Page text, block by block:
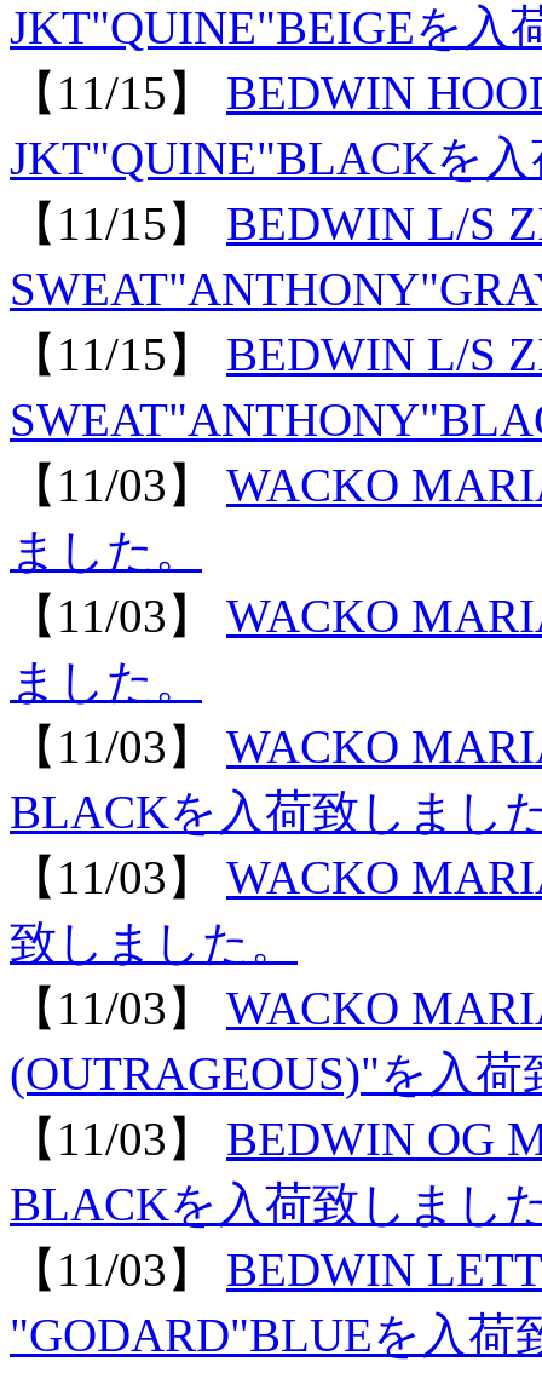
JKT"QUINE"BEIGEを入
【11/15】 BEDWIN
JKT"QUINE"BLACKを
【11/15】 BEDWIN L/S
【11/15】 BEDWIN L/S
【11/03】 WACKO
ました。
【11/03】 WACKO
ました。
【11/03】 WACKO
BLACKを入荷致しまし
【11/03】 WACKO
致しました。
【11/03】 WACKO
(OUTRAGEOUS)"を入
【11/03】 BEDWIN OG
BLACKを入荷致しまし
【11/03】 BEDWIN
"GODARD"BLUEを入荷